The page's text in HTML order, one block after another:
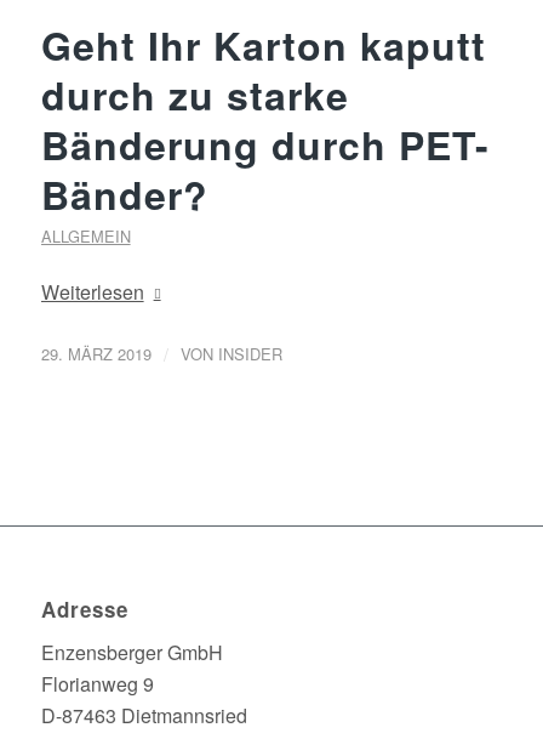
Geht Ihr Karton kaputt
durch zu starke
Bänderung durch PET-
Bänder?
ALLGEMEIN
Weiterlesen
29. MÄRZ 2019 / VON INSIDER
Adresse
Enzensberger GmbH
Florianweg 9
D-87463 Dietmannsried